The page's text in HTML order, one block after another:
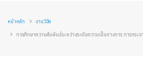
หน้าหลัก
งานวิจัย
การศึกษาความสัมพันธ์ระหว่างระดับความเป็นทางการ การกระ